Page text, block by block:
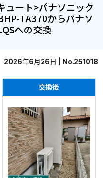
ュート>パナソニック
TA370からパナソ
への交換
2026年6月26日 | No.251018
交換後